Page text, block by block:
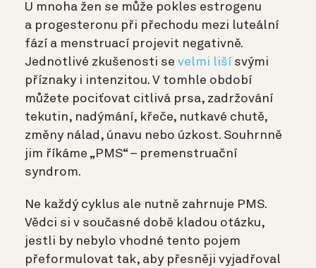
U mnoha žen se může pokles estrogenu
a progesteronu při přechodu mezi luteální
fází a menstruací projevit negativně.
Jednotlivé zkušenosti se velmi liší svými
příznaky i intenzitou. V tomhle období
můžete pociťovat citlivá prsa, zadržování
tekutin, nadýmání, křeče, nutkavé chutě,
změny nálad, únavu nebo úzkost. Souhrnně
jim říkáme „PMS“ – premenstruační
syndrom.
Ne každý cyklus ale nutně zahrnuje PMS.
Vědci si v současné době kladou otázku,
jestli by nebylo vhodné tento pojem
přeformulovat tak, aby přesněji vyjadřoval